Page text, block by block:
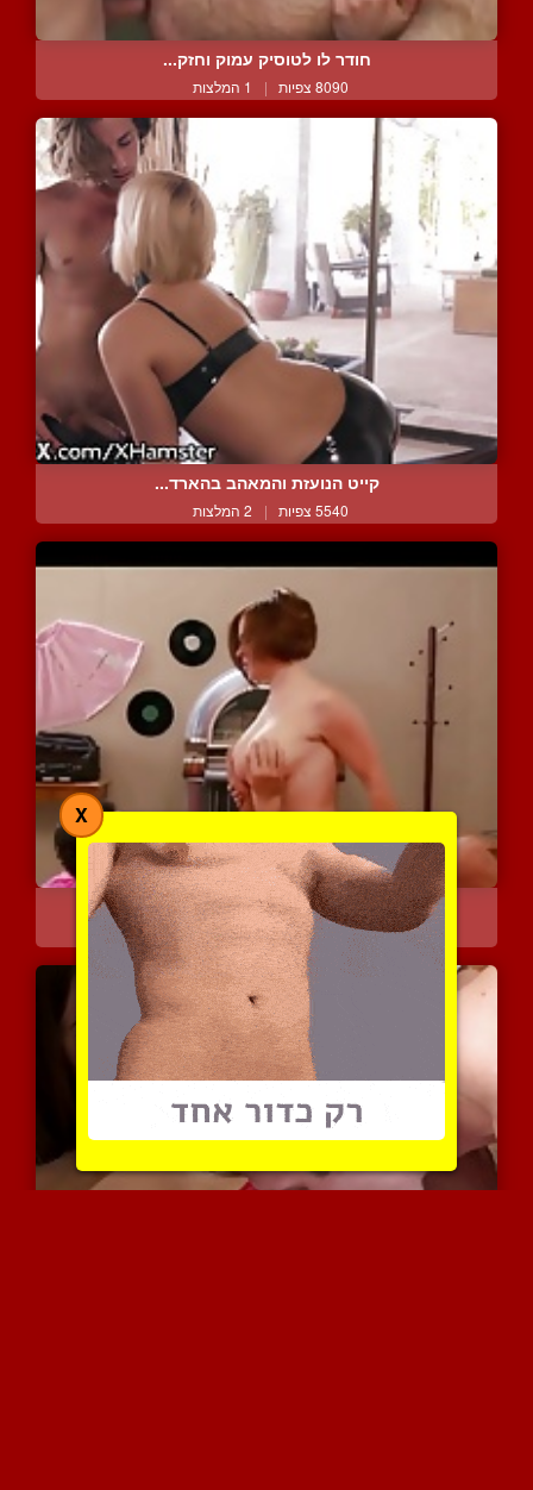
חודר לו לטוסיק עמוק וחזק...
8090 צפיות | 1 המלצות
קייט הנועזת והמאהב בהארד...
5540 צפיות | 2 המלצות
קריסי והמאהב נפגשים במלו...
11252 צפיות | 5 המלצות
X